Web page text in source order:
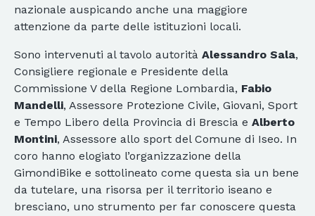
nazionale auspicando anche una maggiore
attenzione da parte delle istituzioni locali.
Sono intervenuti al tavolo autorità Alessandro Sala,
Consigliere regionale e Presidente della
Commissione V della Regione Lombardia, Fabio
Mandelli, Assessore Protezione Civile, Giovani, Sport
e Tempo Libero della Provincia di Brescia e Alberto
Montini, Assessore allo sport del Comune di Iseo. In
coro hanno elogiato l’organizzazione della
GimondiBike e sottolineato come questa sia un bene
da tutelare, una risorsa per il territorio iseano e
bresciano, uno strumento per far conoscere questa